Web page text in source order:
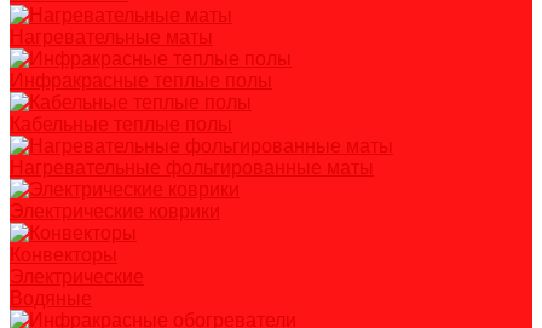
Нагревательные маты
Инфракрасные теплые полы
Кабельные теплые полы
Нагревательные фольгированные маты
Электрические коврики
Конвекторы
Электрические
Водяные